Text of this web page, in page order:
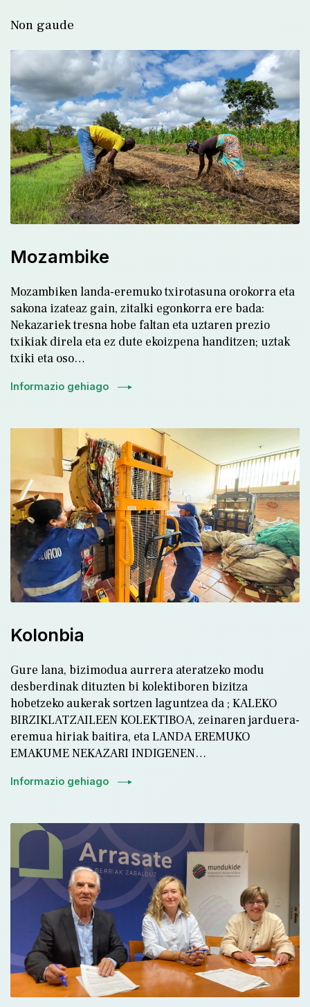
Non gaude
Mozambike
Mozambiken landa-eremuko txirotasuna orokorra eta
sakona izateaz gain, zitalki egonkorra ere bada:
Nekazariek tresna hobe faltan eta uztaren prezio
txikiak direla eta ez dute ekoizpena handitzen; uztak
txiki eta oso…
Informazio gehiago
Kolonbia
Gure lana, bizimodua aurrera ateratzeko modu
desberdinak dituzten bi kolektiboren bizitza
hobetzeko aukerak sortzen laguntzea da ; KALEKO
BIRZIKLATZAILEEN KOLEKTIBOA, zeinaren jarduera-
eremua hiriak baitira, eta LANDA EREMUKO
EMAKUME NEKAZARI INDIGENEN…
Informazio gehiago